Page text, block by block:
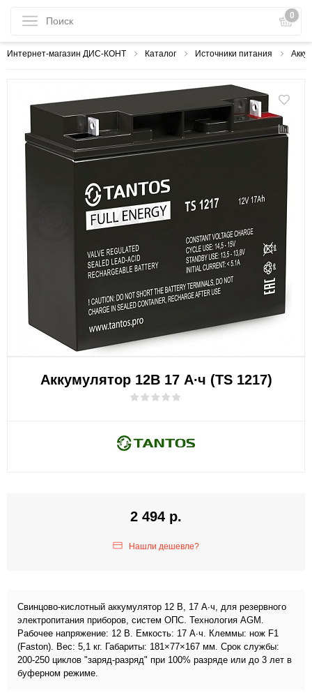
0
Интернет-магазин ДИС-КОНТ Каталог Источники питания
Аккумулятор 12В 17 А∙ч (TS 1217)
2 494 р.
Нашли дешевле?
Свинцово-кислотный аккумулятор 12 В, 17 А∙ч, для резервного
электропитания приборов, систем ОПС. Технология AGM.
Рабочее напряжение: 12 В. Емкость: 17 А∙ч. Клеммы: нож F1
(Faston). Вес: 5,1 кг. Габариты: 181×77×167 мм. Срок службы:
200-250 циклов "заряд-разряд" при 100% разряде или до 3 лет в
буферном режиме.